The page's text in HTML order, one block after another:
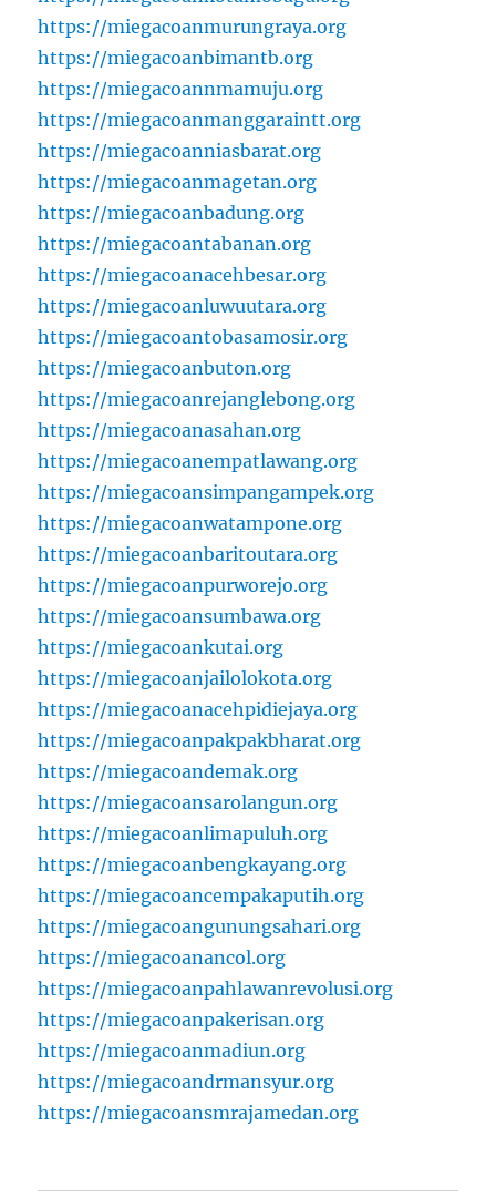
https://miegacoanmurungraya.org
https://miegacoanbimantb.org
https://miegacoannmamuju.org
https://miegacoanmanggaraintt.org
https://miegacoanniasbarat.org
https://miegacoanmagetan.org
https://miegacoanbadung.org
https://miegacoantabanan.org
https://miegacoanacehbesar.org
https://miegacoanluwuutara.org
https://miegacoantobasamosir.org
https://miegacoanbuton.org
https://miegacoanrejanglebong.org
https://miegacoanasahan.org
https://miegacoanempatlawang.org
https://miegacoansimpangampek.org
https://miegacoanwatampone.org
https://miegacoanbaritoutara.org
https://miegacoanpurworejo.org
https://miegacoansumbawa.org
https://miegacoankutai.org
https://miegacoanjailolokota.org
https://miegacoanacehpidiejaya.org
https://miegacoanpakpakbharat.org
https://miegacoandemak.org
https://miegacoansarolangun.org
https://miegacoanlimapuluh.org
https://miegacoanbengkayang.org
https://miegacoancempakaputih.org
https://miegacoangunungsahari.org
https://miegacoanancol.org
https://miegacoanpahlawanrevolusi.org
https://miegacoanpakerisan.org
https://miegacoanmadiun.org
https://miegacoandrmansyur.org
https://miegacoansmrajamedan.org